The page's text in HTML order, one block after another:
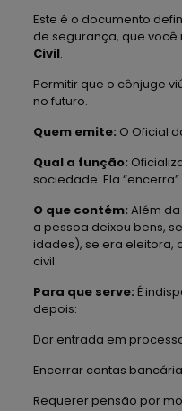
Este é o documento
de segurança, que você
Civil.
Permitir que o cônjuge
no futuro.
Quem emite: O Oficial
Qual a função:
sociedade. Ela
O que contém: Além
a pessoa deixou bens,
idades), se era eleitora,
civil.
Para que serve: É
depois:
Dar entrada em
Encerrar contas
Requerer pensão por